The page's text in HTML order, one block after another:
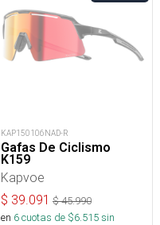
KAP150106NAD-R
Gafas De Ciclismo
K159
Kapvoe
$ 39.091 $45.990
en 6cuotas de $6.515sin